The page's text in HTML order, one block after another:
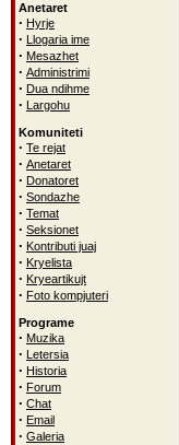
Anetaret
· Hyrje
· Llogaria ime
· Mesazhet
· Administrimi
· Dua ndihme
· Largohu
Komuniteti
· Te rejat
· Anetaret
· Donatoret
· Sondazhe
· Temat
· Seksionet
· Kontributi juaj
· Kryelista
· Kryeartikujt
· Foto kompjuteri
Programe
· Muzika
· Letersia
· Historia
· Forum
· Chat
· Email
· Galeria